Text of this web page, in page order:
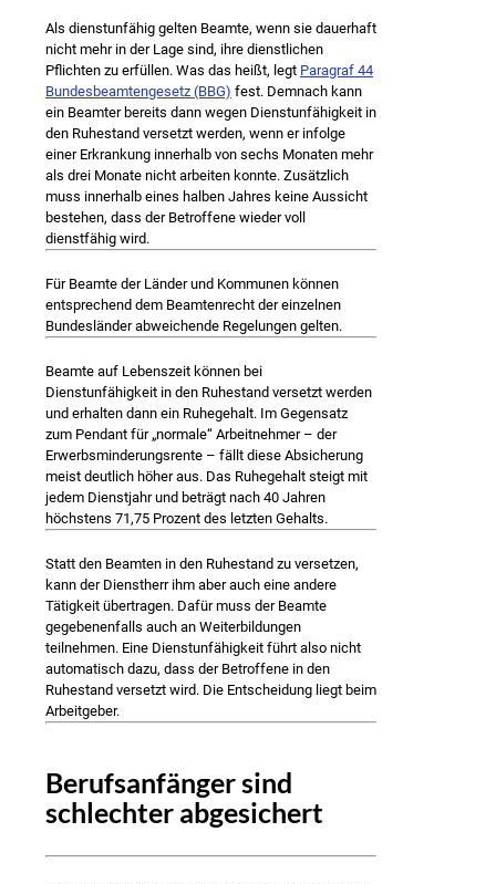
Als dienstunfähig gelten Beamte, wenn sie dauerhaft
nicht mehr in der Lage sind, ihre dienstlichen
Pflichten zu erfüllen. Was das heißt, legt Paragraf 44
Bundesbeamtengesetz (BBG) fest. Demnach kann
ein Beamter bereits dann wegen Dienstunfähigkeit in
den Ruhestand versetzt werden, wenn er infolge
einer Erkrankung innerhalb von sechs Monaten mehr
als drei Monate nicht arbeiten konnte. Zusätzlich
muss innerhalb eines halben Jahres keine Aussicht
bestehen, dass der Betroffene wieder voll
dienstfähig wird.
Für Beamte der Länder und Kommunen können
entsprechend dem Beamtenrecht der einzelnen
Bundesländer abweichende Regelungen gelten.
Beamte auf Lebenszeit können bei
Dienstunfähigkeit in den Ruhestand versetzt werden
und erhalten dann ein Ruhegehalt. Im Gegensatz
zum Pendant für „normale“ Arbeitnehmer – der
Erwerbsminderungsrente – fällt diese Absicherung
meist deutlich höher aus. Das Ruhegehalt steigt mit
jedem Dienstjahr und beträgt nach 40 Jahren
höchstens 71,75 Prozent des letzten Gehalts.
Statt den Beamten in den Ruhestand zu versetzen,
kann der Dienstherr ihm aber auch eine andere
Tätigkeit übertragen. Dafür muss der Beamte
gegebenenfalls auch an Weiterbildungen
teilnehmen. Eine Dienstunfähigkeit führt also nicht
automatisch dazu, dass der Betroffene in den
Ruhestand versetzt wird. Die Entscheidung liegt beim
Arbeitgeber.
Berufsanfänger sind
schlechter abgesichert